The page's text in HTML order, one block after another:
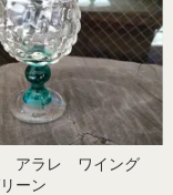
アラレ ワイング
ーン